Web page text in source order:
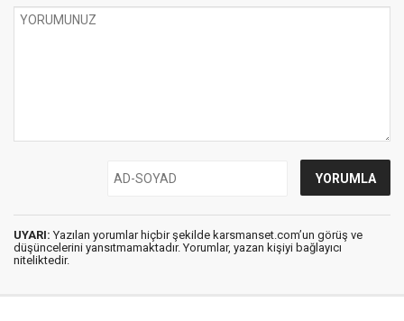
UYARI: Yazılan yorumlar hiçbir şekilde karsmanset.com’un görüş ve
düşüncelerini yansıtmamaktadır. Yorumlar, yazan kişiyi bağlayıcı
niteliktedir.